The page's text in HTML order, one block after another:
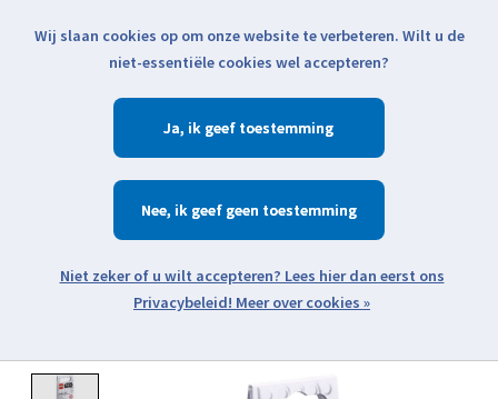
Klik voor actuele verzendinformatie...
Verlanglijst
Zoeken
Open webshop menu
Product image slideshow Items
Wij slaan cookies op om onze website te verbeteren. Wilt u de
niet-essentiële cookies wel accepteren?
Ja
Nee
Meer over cookies »